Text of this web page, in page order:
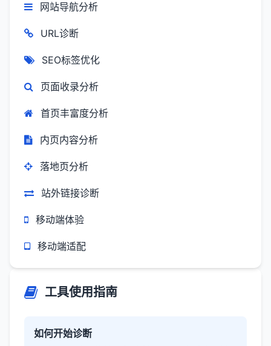
网站导航分析
URL诊断
SEO标签优化
页面收录分析
首页丰富度分析
内页内容分析
落地页分析
站外链接诊断
移动端体验
移动端适配
工具使用指南
如何开始诊断